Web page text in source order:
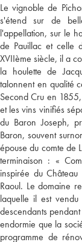
Le vignoble de
s'étend sur de
l'appellation, sur le
de Pauillac et celle
XVIIème siècle, il a
la houlette de
talonnent en qualité
Second Cru en
et les vins vinifiés
du Baron Joseph,
Baron, souvent
épouse du comte de
terminaison : «
inspirée du
Raoul. Le domaine
laquelle il est
descendants
endormie que la
programme de